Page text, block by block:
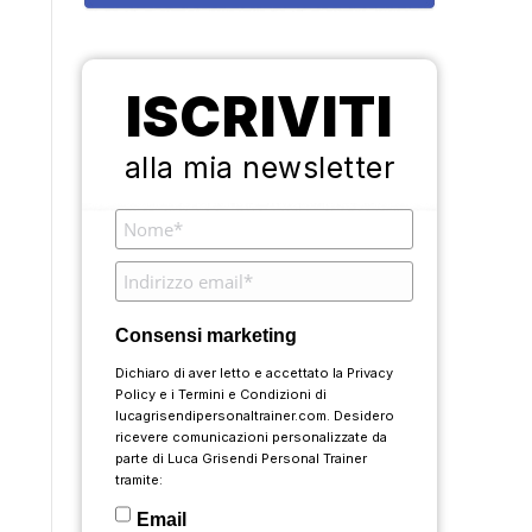
ISCRIVITI
alla mia newsletter
Consensi marketing
Dichiaro di aver letto e accettato la Privacy
Policye i Termini e Condizioni di
lucagrisendipersonaltrainer.com. Desidero
ricevere comunicazioni personalizzate da
parte di Luca Grisendi Personal Trainer
tramite:
Email